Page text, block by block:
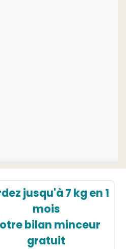
jusqu'à 7 kg en 1
mois
bilan minceur
gratuit